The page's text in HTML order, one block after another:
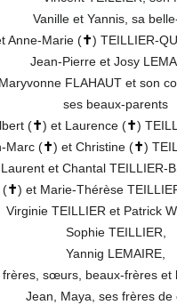
Vanille et Yannis, sa
Anne-Marie (✝) TEILLIER-
Jean-Pierre et Josy
Maryvonne FLAHAUT et son
ses beaux-parents
(✝) et Laurence (✝)
Marc (✝) et Christine (✝)
Laurent et Chantal TEILLIER-
(✝) et Marie-Thérèse
Virginie TEILLIER et Patrick
Sophie TEILLIER,
Yannig LEMAIRE,
frères, sœurs, beaux-frères et
Jean, Maya, ses frères